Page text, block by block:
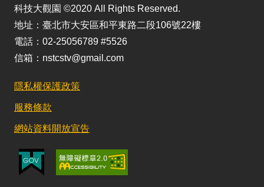
科技大觀園 ©2020 All Rights Reserved.
地址：臺北市大安區和平東路二段106號22樓
電話：02-25056789 #5526
信箱：nstcstv@gmail.com
隱私權保護政策
服務條款
網站資料開放宣告